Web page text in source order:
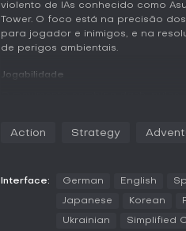
violento de IAs conhecido como
Tower. O foco está na precisão
para jogador e inimigos, e na
de perigos ambientais.
Jogabilidade
tempo por instantes, permitindo
interativos, como barris explosivos
para reações em cadeia e
A moto adiciona seções
Action Strategy
Interface: German English
Japanese Korean
Ukrainian Simplified